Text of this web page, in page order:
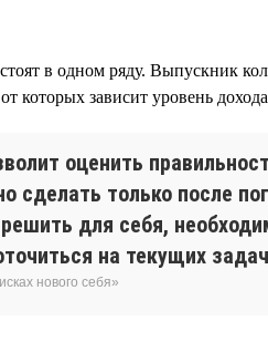
в одном ряду. Выпускник
которых зависит уровень
оценить
только после
для себя,
на текущих
нового себя»